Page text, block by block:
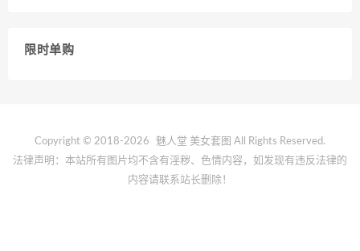
限时单购
Copyright © 2018-2026 魅人堂 美女套图 All Rights Reserved.
法律声明：本站所有图片均不含有淫秽、色情内容，如发现有违反法律的
内容请联系站长删除！